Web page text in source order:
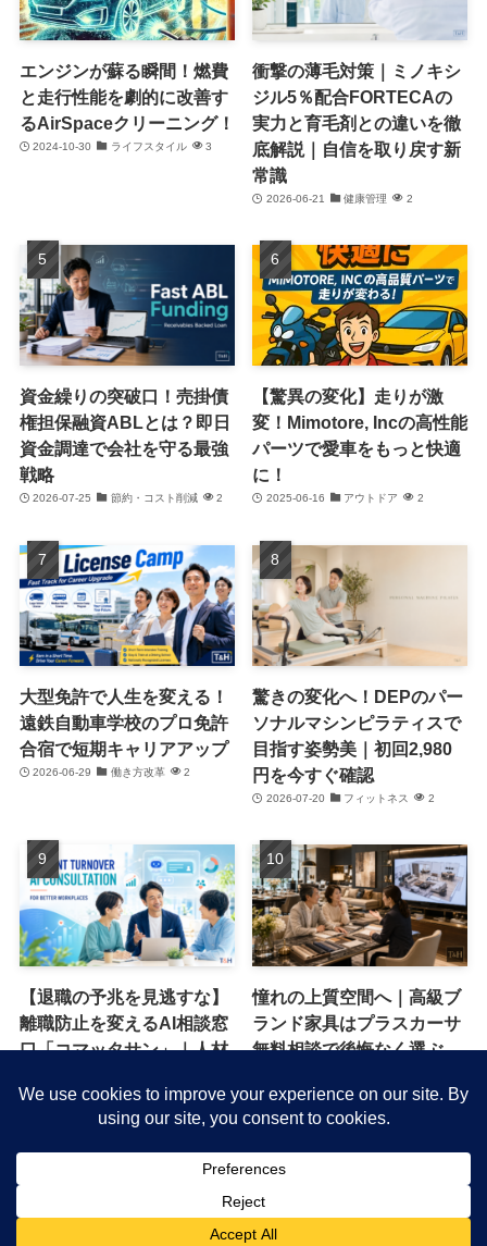
エンジンが蘇る瞬間！燃費
と走行性能を劇的に改善す
るAirSpaceクリーニング！
2024-10-30 ライフスタイル 3
衝撃の薄毛対策｜ミノキシ
ジル5％配合FORTECAの
実力と育毛剤との違いを徹
底解説｜自信を取り戻す新
常識
2026-06-21 健康管理 2
資金繰りの突破口！売掛債
権担保融資ABLとは？即日
資金調達で会社を守る最強
戦略
2026-07-25 節約・コスト削減 2
【驚異の変化】走りが激
変！Mimotore, Incの高性能
パーツで愛車をもっと快適
に！
2025-06-16 アウトドア 2
大型免許で人生を変える！
遠鉄自動車学校のプロ免許
合宿で短期キャリアアップ
2026-06-29 働き方改革 2
驚きの変化へ！DEPのパー
ソナルマシンピラティスで
目指す姿勢美｜初回2,980
円を今すぐ確認
2026-07-20 フィットネス 2
【退職の予兆を見逃すな】
離職防止を変えるAI相談窓
口「コマッタサン」｜人材
2026-07-16 働き方改革 1
憧れの上質空間へ｜高級ブ
ランド家具はプラスカーサ
無料相談で後悔なく選ぶ
1